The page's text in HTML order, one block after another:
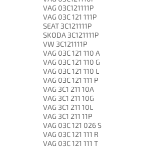
VAG 03C121111P
VAG 03C 121 111P
SEAT 3C121111P
SKODA 3C121111P
VW 3C121111P
VAG 03C 121 110 A
VAG 03C 121 110 G
VAG 03C 121 110 L
VAG 03C 121 111 P
VAG 3C1 211 10A
VAG 3C1 211 10G
VAG 3C1 211 10L
VAG 3C1 211 11P
VAG 03C 121 026 S
VAG 03C 121 111 R
VAG 03C 121 111 T